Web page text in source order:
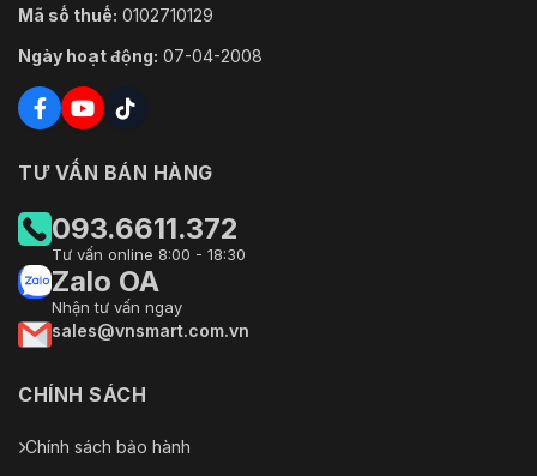
Mã số thuế: 0102710129
Ngày hoạt động: 07-04-2008
TƯ VẤN BÁN HÀNG
093.6611.372
Tư vấn online 8:00 - 18:30
Zalo OA
Nhận tư vấn ngay
sales@vnsmart.com.vn
CHÍNH SÁCH
Chính sách bảo hành